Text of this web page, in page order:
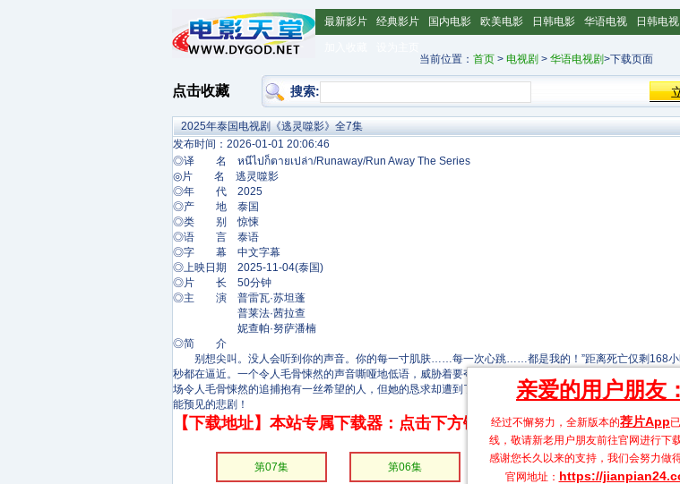
最新影片 经典影片 国内电影 欧美电影 日韩电影 华语电视 日韩电视
当前位置： 首页 > 电视剧 > 华语电视剧>下载页面
点击收藏 搜索:
亲爱的用户朋友：
经过不懈努力，全新版本的荐片App
线，敬请新老用户朋友前往官网进行下载
感谢您长久以来的支持，我们会努力做
官网地址： https://
2025年泰国电视剧《逃灵噬影》全7集
发布时间：2026-01-01 20:06:46
◎译 名 หนีไปก็ตายเปล่า/Runaway/Run Away The Series
◎片 名 逃灵噬影
◎年 代 2025
◎产 地 泰国
◎类 别 惊悚
◎语 言 泰语
◎字 幕 中文字幕
◎上映日期 2025-11-04(泰国)
◎片 长 50分钟
◎主 演 普雷瓦·苏坦蓬
普莱法·茜拉查
妮查帕·努萨潘楠
◎简 介
别想尖叫。没人会听到你的声音。你的每一寸肌肤……每一次心跳……都是我的！”距离死亡仅剩168小
秒都在逼近。一个令人毛骨悚然的声音嘶哑地低语，威胁着要夺走她的生命，将她推向绝望的边缘。在
场令人毛骨悚然的追捕抱有一丝希望的人，但她的恳求却遭到了无情的拒绝。随着时间的流逝，温拉维被
能预见的悲剧！
【下载地址】本站专属下载器：点击下方链接 即可享受高速下载和在
第07集 第06集 第05集 第04